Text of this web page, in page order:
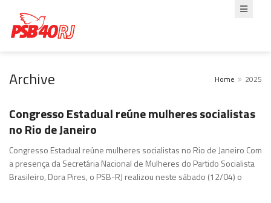
Archive Home 2025
Congresso Estadual reúne mulheres socialistas
no Rio de Janeiro
Congresso Estadual reúne mulheres socialistas no Rio de Janeiro Com
a presença da Secretária Nacional de Mulheres do Partido Socialista
Brasileiro, Dora Pires, o PSB-RJ realizou neste sábado (12/04) o